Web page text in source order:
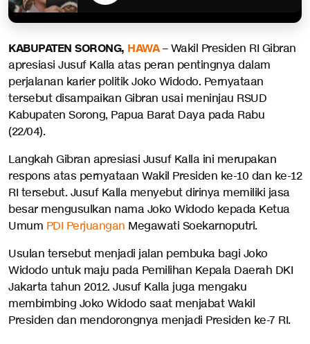
KABUPATEN SORONG, HAWA– Wakil Presiden RI Gibran
apresiasi Jusuf Kalla atas peran pentingnya dalam
perjalanan karier politik Joko Widodo. Pernyataan
tersebut disampaikan Gibran usai meninjau RSUD
Kabupaten Sorong, Papua Barat Daya pada Rabu
(22/04).
Langkah Gibran apresiasi Jusuf Kalla ini merupakan
respons atas pernyataan Wakil Presiden ke-10 dan ke-12
RI tersebut. Jusuf Kalla menyebut dirinya memiliki jasa
besar mengusulkan nama Joko Widodo kepada Ketua
Umum PDI Perjuangan Megawati Soekarnoputri.
Usulan tersebut menjadi jalan pembuka bagi Joko
Widodo untuk maju pada Pemilihan Kepala Daerah DKI
Jakarta tahun 2012. Jusuf Kalla juga mengaku
membimbing Joko Widodo saat menjabat Wakil
Presiden dan mendorongnya menjadi Presiden ke-7 RI.